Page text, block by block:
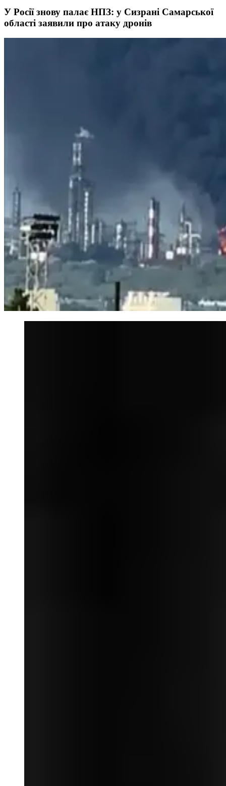
У Росії знову палає НПЗ: у Сизрані Самарської
області заявили про атаку дронів